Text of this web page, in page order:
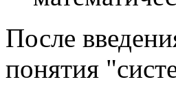
После
понятия